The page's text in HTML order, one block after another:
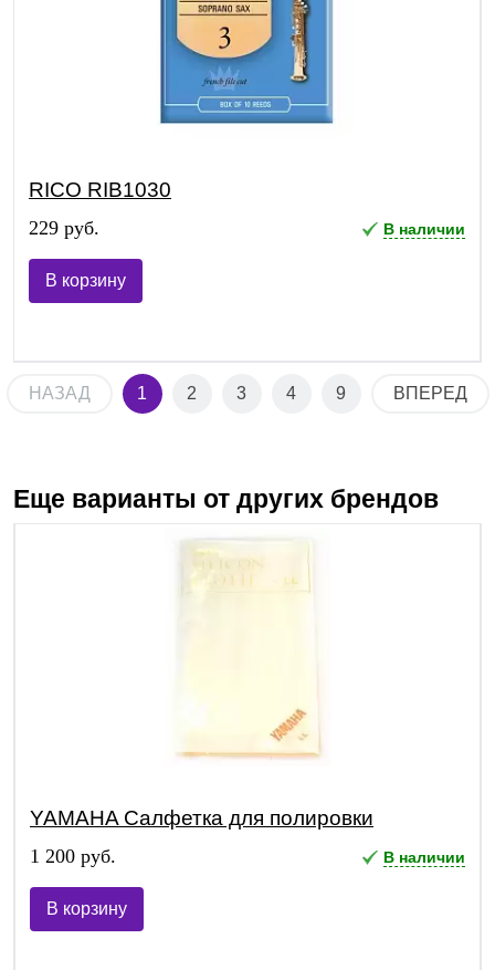
RICO RIB1030
229 руб. В наличии
В корзину
НАЗАД 1 2 3 4 9 ВПЕРЕД
Еще варианты от других брендов
YAMAHA Салфетка для полировки
1 200 руб. В наличии
В корзину